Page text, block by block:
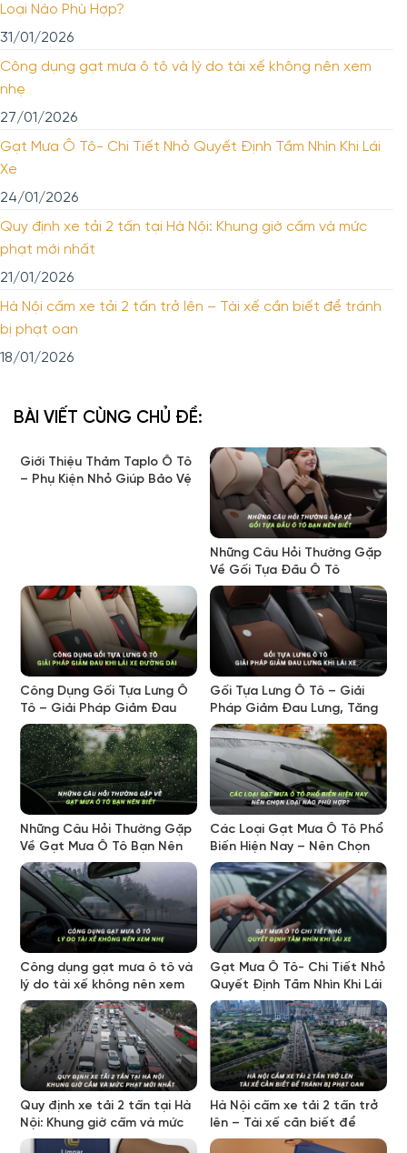
Loại Nào Phù Hợp?
31/01/2026
Công dụng gạt mưa ô tô và lý do tài xế không nên xem
nhẹ
27/01/2026
Gạt Mưa Ô Tô- Chi Tiết Nhỏ Quyết Định Tầm Nhìn Khi Lái
Xe
24/01/2026
Quy định xe tải 2 tấn tại Hà Nội: Khung giờ cấm và mức
phạt mới nhất
21/01/2026
Hà Nội cấm xe tải 2 tấn trở lên – Tài xế cần biết để tránh
bị phạt oan
18/01/2026
BÀI VIẾT CÙNG CHỦ ĐỀ:
Giới Thiệu Thảm Taplo Ô Tô
– Phụ Kiện Nhỏ Giúp Bảo Vệ
Những Câu Hỏi Thường Gặp
Về Gối Tựa Đầu Ô Tô
Công Dụng Gối Tựa Lưng Ô
Tô – Giải Pháp Giảm Đau
Mỏi Khi Lái Xe Đường Dài
Gối Tựa Lưng Ô Tô – Giải
Pháp Giảm Đau Lưng, Tăng
Thoải Mái Khi Lái Xe
Những Câu Hỏi Thường Gặp
Về Gạt Mưa Ô Tô Bạn Nên
Biết
Các Loại Gạt Mưa Ô Tô Phổ
Biến Hiện Nay – Nên Chọn
Loại Nào Phù Hợp?
Công dụng gạt mưa ô tô và
lý do tài xế không nên xem
nhẹ
Gạt Mưa Ô Tô- Chi Tiết Nhỏ
Quyết Định Tầm Nhìn Khi Lái
Xe
Quy định xe tải 2 tấn tại Hà
Nội: Khung giờ cấm và mức
phạt mới nhất
Hà Nội cấm xe tải 2 tấn trở
lên – Tài xế cần biết để
tránh bị phạt oan